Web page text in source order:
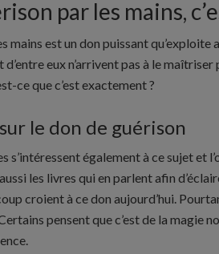
par les mains,
mains est un don puissant qu’exploite
eux n’arrivent pas à le
ce que c’est exactement ?
le don de guérison
s’intéressent également à ce sujet et
les livres qui en parlent afin
croient à ce don aujourd’hui.
pensent que c’est de la magie